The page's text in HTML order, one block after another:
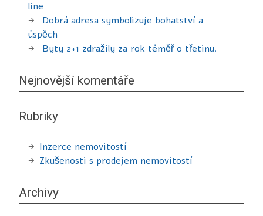
line
Dobrá adresa symbolizuje bohatství a
úspěch
Byty 2+1 zdražily za rok téměř o třetinu.
Nejnovější komentáře
Rubriky
Inzerce nemovitostí
Zkušenosti s prodejem nemovitostí
Archivy